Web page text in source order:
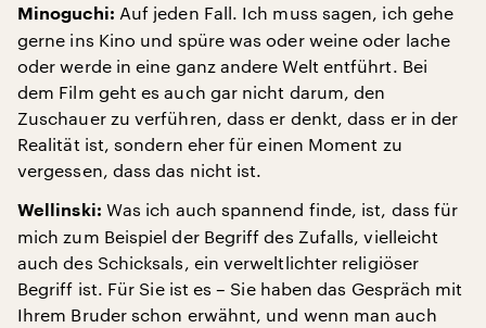
Minoguchi: Auf jeden Fall. Ich muss sagen, ich gehe
gerne ins Kino und spüre was oder weine oder lache
oder werde in eine ganz andere Welt entführt. Bei
dem Film geht es auch gar nicht darum, den
Zuschauer zu verführen, dass er denkt, dass er in der
Realität ist, sondern eher für einen Moment zu
vergessen, dass das nicht ist.
Wellinski: Was ich auch spannend finde, ist, dass für
mich zum Beispiel der Begriff des Zufalls, vielleicht
auch des Schicksals, ein verweltlichter religiöser
Begriff ist. Für Sie ist es – Sie haben das Gespräch mit
Ihrem Bruder schon erwähnt, und wenn man auch